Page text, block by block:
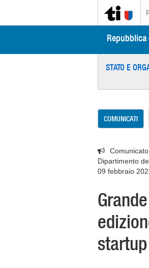
Repubblica
STATO E
COMUNICATI
Dipartimento
09 febbraio
startup